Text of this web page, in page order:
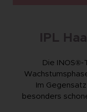
IPL
Die
Im
besonders